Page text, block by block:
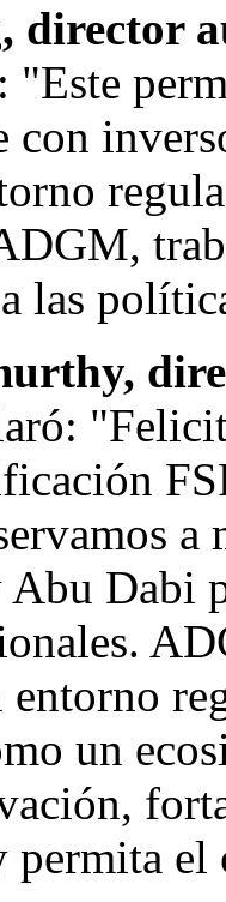
director
"Este
las
a
Dabi
entorno
un
permita